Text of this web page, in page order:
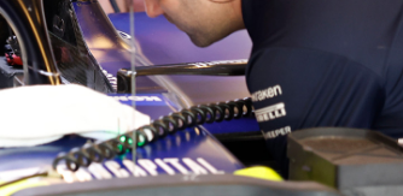
PATROCINADORES
LEGALES TICKETMASTER